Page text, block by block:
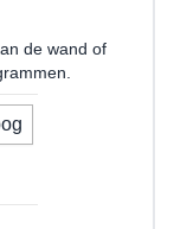
de wand of